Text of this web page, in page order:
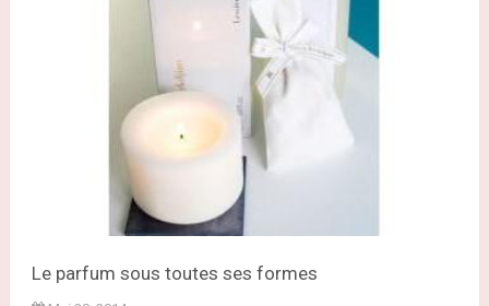
Le parfum sous toutes ses formes